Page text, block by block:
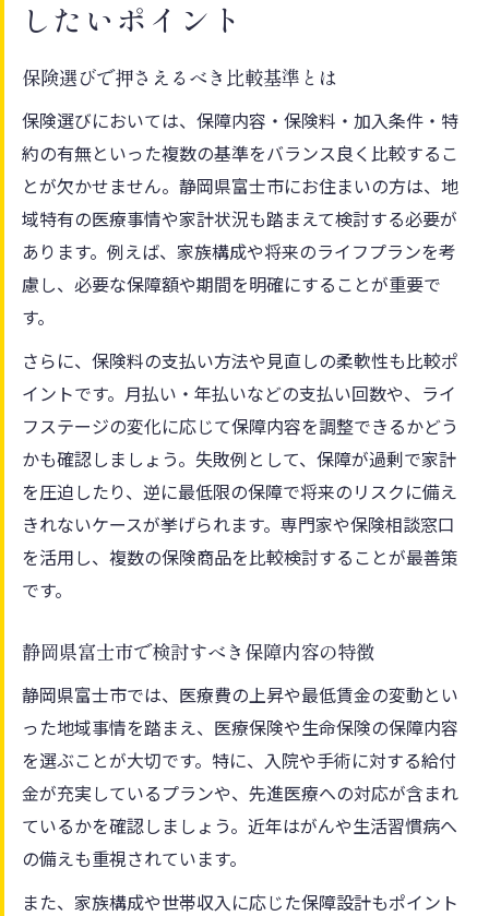
したいポイント
保険選びで押さえるべき比較基準とは
保険選びにおいては、保障内容・保険料・加入条件・特
約の有無といった複数の基準をバランス良く比較するこ
とが欠かせません。静岡県富士市にお住まいの方は、地
域特有の医療事情や家計状況も踏まえて検討する必要が
あります。例えば、家族構成や将来のライフプランを考
慮し、必要な保障額や期間を明確にすることが重要で
す。
さらに、保険料の支払い方法や見直しの柔軟性も比較ポ
イントです。月払い・年払いなどの支払い回数や、ライ
フステージの変化に応じて保障内容を調整できるかどう
かも確認しましょう。失敗例として、保障が過剰で家計
を圧迫したり、逆に最低限の保障で将来のリスクに備え
きれないケースが挙げられます。専門家や保険相談窓口
を活用し、複数の保険商品を比較検討することが最善策
です。
静岡県富士市で検討すべき保障内容の特徴
静岡県富士市では、医療費の上昇や最低賃金の変動とい
った地域事情を踏まえ、医療保険や生命保険の保障内容
を選ぶことが大切です。特に、入院や手術に対する給付
金が充実しているプランや、先進医療への対応が含まれ
ているかを確認しましょう。近年はがんや生活習慣病へ
の備えも重視されています。
また、家族構成や世帯収入に応じた保障設計もポイント